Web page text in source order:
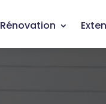
Rénovation